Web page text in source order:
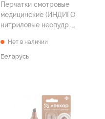
Перчатки смотровые
медицинские (ИНДИГО
нитриловые неопудр.,
классические голубые
размер S №200)
Нет в наличии
Беларусь